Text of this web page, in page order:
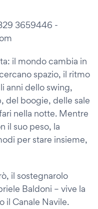
3659446 -
il mondo cambia in
spazio, il ritmo
anni dello swing,
del boogie, delle sale
nella notte. Mentre
il suo peso, la
per stare insieme,
il sostegnarolo
Baldoni – vive la
il Canale Navile.